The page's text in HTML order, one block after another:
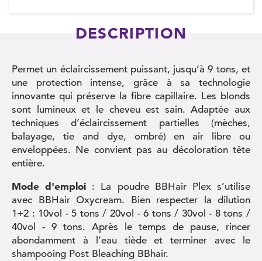
DESCRIPTION
Permet un éclaircissement puissant, jusqu’à 9 tons, et
une protection intense, grâce à sa technologie
innovante qui préserve la fibre capillaire. Les blonds
sont lumineux et le cheveu est sain. Adaptée aux
techniques d’éclaircissement partielles (mèches,
balayage, tie and dye, ombré) en air libre ou
enveloppées. Ne convient pas au décoloration tête
entière.
Mode d'emploi : La poudre BBHair Plex s’utilise
avec BBHair Oxycream. Bien respecter la dilution
1+2 : 10vol - 5 tons / 20vol - 6 tons / 30vol - 8 tons /
40vol - 9 tons. Après le temps de pause, rincer
abondamment à l’eau tiède et terminer avec le
shampooing Post Bleaching BBhair.